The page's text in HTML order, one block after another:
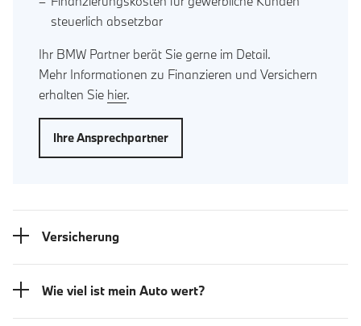
steuerlich absetzbar
Ihr BMW Partner berät Sie gerne im Detail.
Mehr Informationen zu Finanzieren und Versichern
erhalten Sie hier.
Ihre Ansprechpartner
Versicherung
Wie viel ist mein Auto wert?